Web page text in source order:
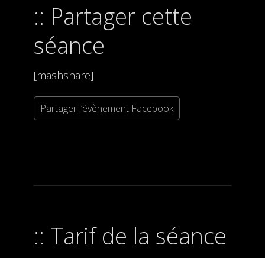
Partager cette
séance
[mashshare]
Partager l’évènement Facebook
Tarif de la séance